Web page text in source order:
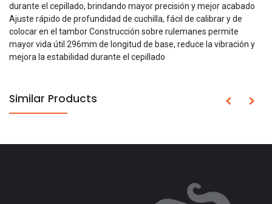
durante el cepillado, brindando mayor precisión y mejor acabado
Ajuste rápido de profundidad de cuchilla, fácil de calibrar y de
colocar en el tambor Construcción sobre rulemanes permite
mayor vida útil 296mm de longitud de base, reduce la vibración y
mejora la estabilidad durante el cepillado
Similar Products